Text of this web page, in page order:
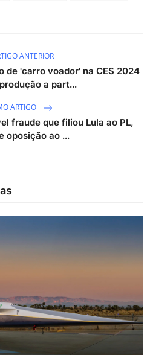
ANTERIOR
de 'carro voador' na CES 2024
a part...
ARTIGO
fraude que filiou Lula ao PL,
oposição ao ...